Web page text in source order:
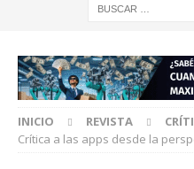
INICIO REVISTA
Crítica a las apps desde la